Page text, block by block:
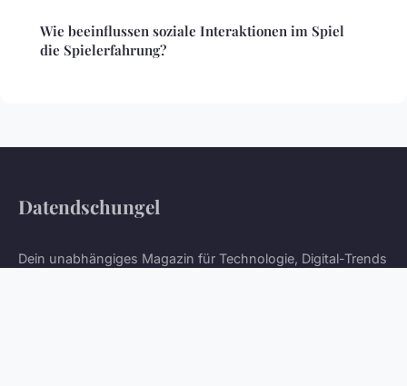
Wie beeinflussen soziale Interaktionen im Spiel
die Spielerfahrung?
Datendschungel
Dein unabhängiges Magazin für Technologie, Digital-Trends